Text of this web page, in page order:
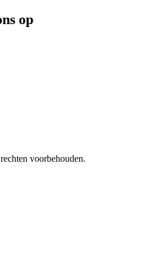
op
voorbehouden.